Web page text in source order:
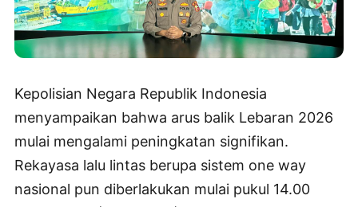
Kepolisian Negara Republik Indonesia
menyampaikan bahwa arus balik Lebaran 2026
mulai mengalami peningkatan signifikan.
Rekayasa lalu lintas berupa sistem one way
nasional pun diberlakukan mulai pukul 14.00